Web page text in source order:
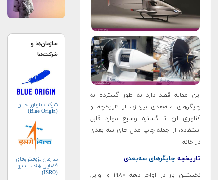
این مقاله قصد دارد به طور گسترده به
چاپگرهای سه‌بعدی بپردازد، از تاریخچه و
فناوری آن تا گستره وسیع موارد قابل
استفاده، از جمله چاپ مدل های سه بعدی
در خانه.
تاریخچه چاپگرهای سه‌بعدی
نخستین بار در اواخر دهه ۱۹۸۰ و اوایل
سازمان‌ها و
شرکت‌ها
شرکت بلو اوریجین
(Blue Origin)
سازمان پژوهش‌های
فضایی هند، ایسرو
(ISRO)